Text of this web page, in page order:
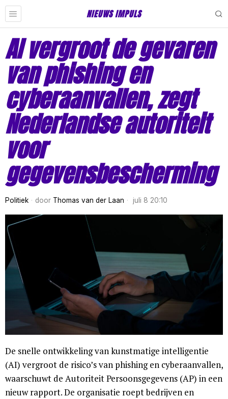
NIEUWS IMPULS
AI vergroot de gevaren
van phishing en
cyberaanvallen, zegt
Nederlandse autoriteit
voor
gegevensbescherming
Politiek door Thomas van der Laan juli 8 20:10
De snelle ontwikkeling van kunstmatige intelligentie
(AI) vergroot de risico’s van phishing en cyberaanvallen,
waarschuwt de Autoriteit Persoonsgegevens (AP) in een
nieuw rapport. De organisatie roept bedrijven en